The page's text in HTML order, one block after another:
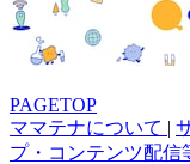
PAGETOP
ママテナについて |
プ・コンテンツ配信